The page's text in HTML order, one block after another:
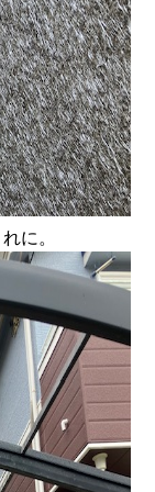
に。